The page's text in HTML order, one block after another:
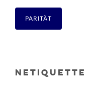
PARITÄT
NETIQUETTE